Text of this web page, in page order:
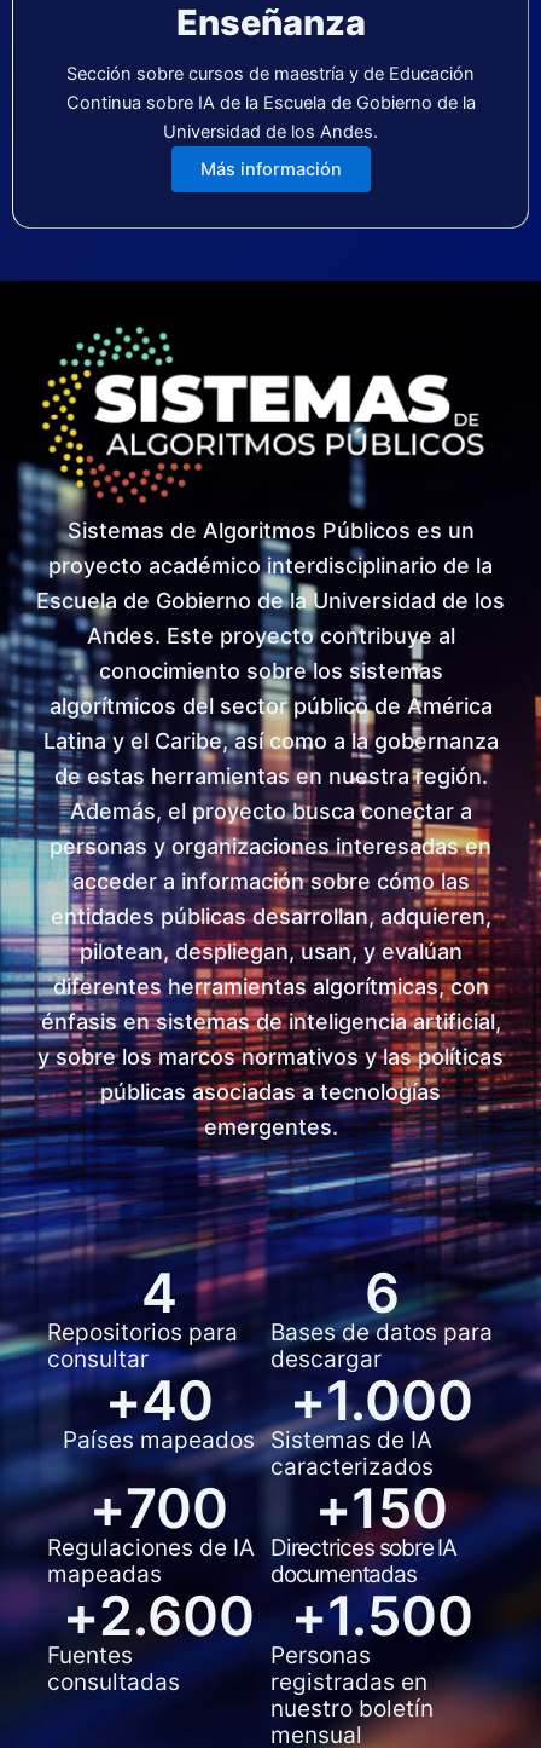
Enseñanza
Sección sobre cursos de maestría y de Educación
Continua sobre IA de la Escuela de Gobierno de la
Universidad de los Andes.
Más información
Sistemas de Algoritmos Públicos es un
proyecto académico interdisciplinario de la
Escuela de Gobierno de la Universidad de los
Andes. Este proyecto contribuye al
conocimiento sobre los sistemas
algorítmicos del sector público de América
Latina y el Caribe, así como a la gobernanza
de estas herramientas en nuestra región.
Además, el proyecto busca conectar a
personas y organizaciones interesadas en
acceder a información sobre cómo las
entidades públicas desarrollan, adquieren,
pilotean, despliegan, usan, y evalúan
diferentes herramientas algorítmicas, con
énfasis en sistemas de inteligencia artificial,
y sobre los marcos normativos y las políticas
públicas asociadas a tecnologías
emergentes.
Repositorios para
consultar
4
Bases de datos para
descargar
6
Países mapeados
+40
Sistemas de IA
caracterizados
+1.000
Regulaciones de IA
mapeadas
+700
Directrices sobre IA
documentadas
+150
Fuentes
consultadas
+2.600
Personas
registradas en
nuestro boletín
mensual
+1.500